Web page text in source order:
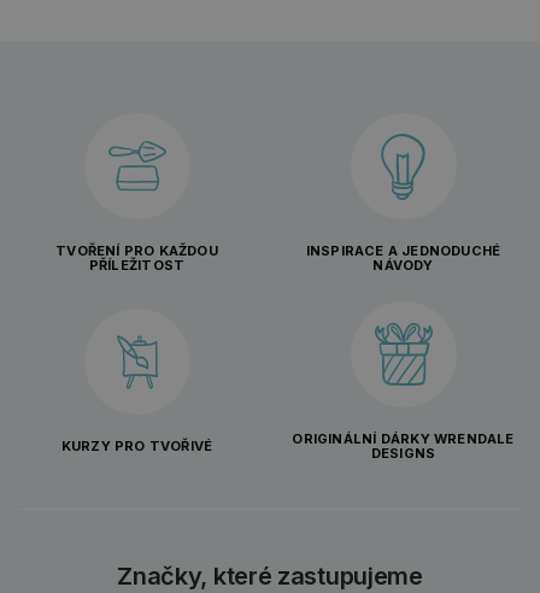
TVOŘENÍ PRO KAŽDOU
PŘÍLEŽITOST
INSPIRACE A JEDNODUCHÉ
NÁVODY
KURZY PRO TVOŘIVÉ
ORIGINÁLNÍ DÁRKY WRENDALE
DESIGNS
Značky, které zastupujeme